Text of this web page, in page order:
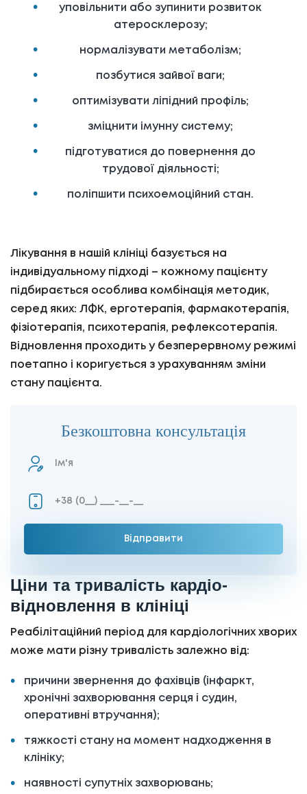
уповільнити або зупинити розвиток
атеросклерозу;
нормалізувати метаболізм;
позбутися зайвої ваги;
оптимізувати ліпідний профіль;
зміцнити імунну систему;
підготуватися до повернення до
трудової діяльності;
поліпшити психоемоційний стан.
Лікування в нашій клініці базується на
індивідуальному підході – кожному пацієнту
підбирається особлива комбінація методик,
серед яких: ЛФК, ерготерапія, фармакотерапія,
фізіотерапія, психотерапія, рефлексотерапія.
Відновлення проходить у безперервному режимі
поетапно і коригується з урахуванням зміни
стану пацієнта.
Безкоштовна консультація
Ціни та тривалість кардіо-
відновлення в клініці
Реабілітаційний період для кардіологічних хворих
може мати різну тривалість залежно від:
причини звернення до фахівців (інфаркт,
хронічні захворювання серця і судин,
оперативні втручання);
тяжкості стану на момент надходження в
клініку;
наявності супутніх захворювань;